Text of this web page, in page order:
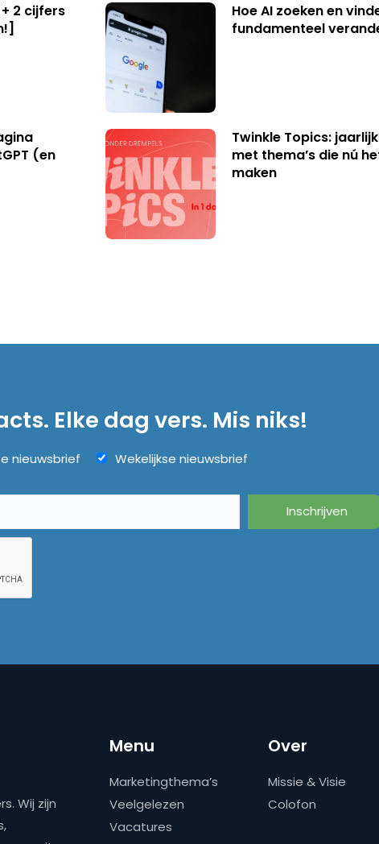
2 cijfers
Hoe AI zoeken en
fundamenteel
(en
Twinkle Topics:
met thema’s die nú
maken
Elke dag vers. Mis niks!
nieuwsbrief Wekelijkse nieuwsbrief
Wij zijn
Menu
Marketingthema’s
Veelgelezen
Vacatures
Over
Missie & Visie
Colofon